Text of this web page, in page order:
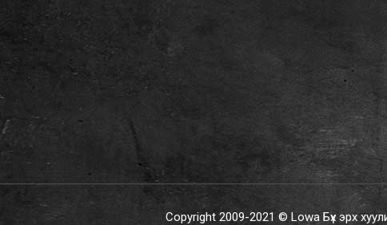
Copyright 2009-2021 © Lowa Бүх эрх